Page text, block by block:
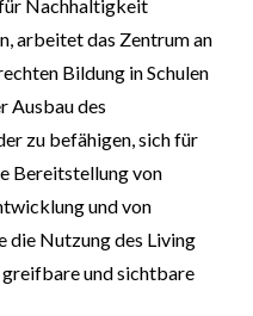
für Nachhaltigkeit
arbeitet das Zentrum an
Bildung in Schulen
Ausbau des
zu befähigen, sich für
Bereitstellung von
und von
die Nutzung des Living
und sichtbare